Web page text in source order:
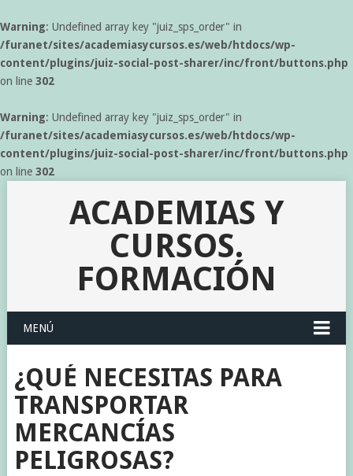
Warning: Undefined array key "juiz_sps_order" in
/furanet/sites/academiasycursos.es/web/htdocs/wp-
content/plugins/juiz-social-post-sharer/inc/front/buttons.php
on line 302
Warning: Undefined array key "juiz_sps_order" in
/furanet/sites/academiasycursos.es/web/htdocs/wp-
content/plugins/juiz-social-post-sharer/inc/front/buttons.php
on line 302
ACADEMIAS Y
CURSOS.
FORMACIÓN
MENÚ
¿QUÉ NECESITAS PARA
TRANSPORTAR
MERCANCÍAS
PELIGROSAS?